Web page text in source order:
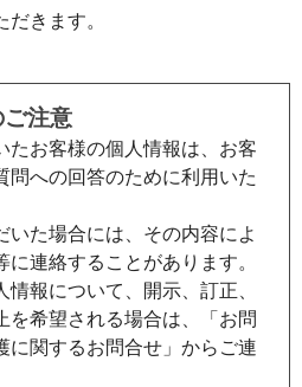
きます。
注意
たお客様の個人情報は、お客
問への回答のために利用いた
いた場合には、その内容によ
に連絡することがあります。
報について、開示、訂正、
を希望される場合は、「お問
に関するお問合せ」からご連